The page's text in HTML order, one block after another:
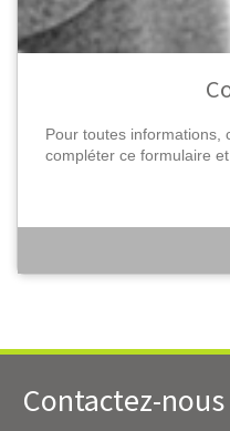
Pour toutes informations,
compléter ce formulaire et
Contactez-nous